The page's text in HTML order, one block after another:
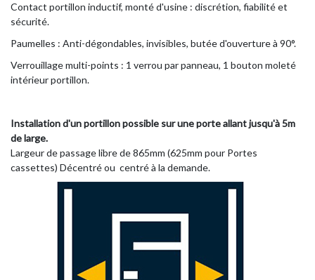
Contact portillon inductif, monté d'usine : discrétion, fiabilité et
sécurité.
Paumelles : Anti-dégondables, invisibles, butée d'ouverture à 90°.
Verrouillage multi-points : 1 verrou par panneau, 1 bouton moleté
intérieur portillon.
Installation d'un portillon possible sur une porte allant jusqu'à 5m
de large.
Largeur de passage libre de 865mm (625mm pour Portes
cassettes) Décentré ou centré à la demande.